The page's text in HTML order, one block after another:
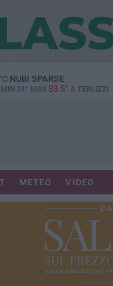
NUBI SPARSE
MIN 24° MAX 33.5° A TERLIZZI
METEO VIDEO